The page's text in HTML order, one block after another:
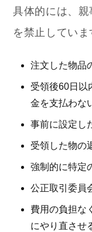
具体的には、
を禁止していま
注文した物品
受領後60日以
金を支払わな
事前に設定し
受領した物の
強制的に特定
公正取引委員
費用の負担な
にやり直させ